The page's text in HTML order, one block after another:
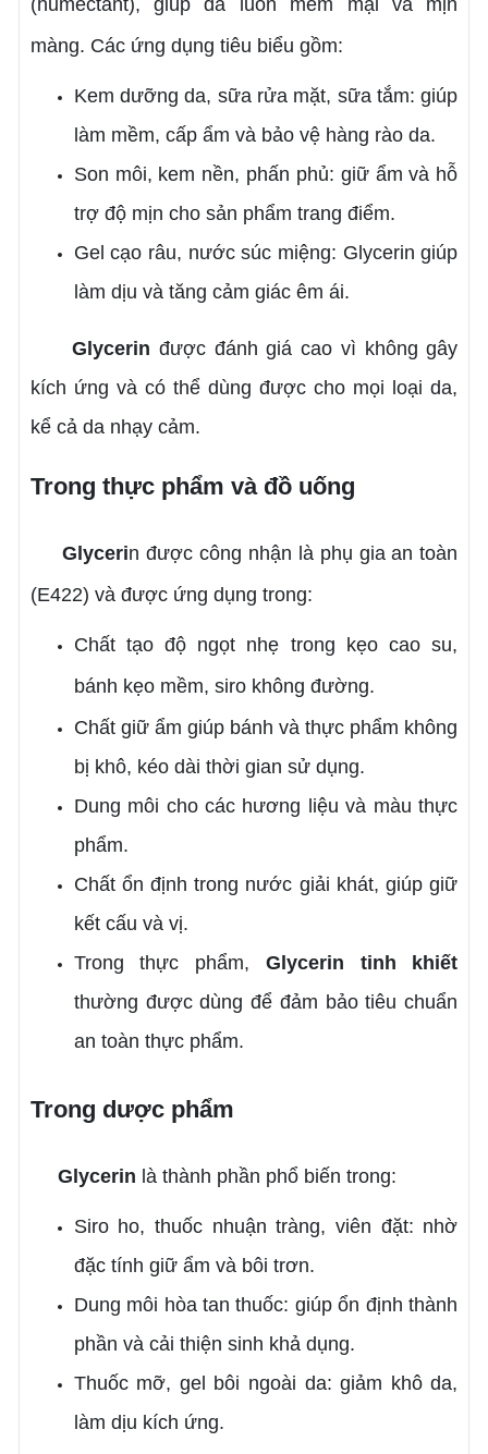
(humectant), giúp da luôn mềm mại và mịn
màng. Các ứng dụng tiêu biểu gồm:
Kem dưỡng da, sữa rửa mặt, sữa tắm: giúp
làm mềm, cấp ẩm và bảo vệ hàng rào da.
Son môi, kem nền, phấn phủ: giữ ẩm và hỗ
trợ độ mịn cho sản phẩm trang điểm.
Gel cạo râu, nước súc miệng: Glycerin giúp
làm dịu và tăng cảm giác êm ái.
Glycerin được đánh giá cao vì không gây
kích ứng và có thể dùng được cho mọi loại da,
kể cả da nhạy cảm.
Trong thực phẩm và đồ uống
Glycerin được công nhận là phụ gia an toàn
(E422) và được ứng dụng trong:
Chất tạo độ ngọt nhẹ trong kẹo cao su,
bánh kẹo mềm, siro không đường.
Chất giữ ẩm giúp bánh và thực phẩm không
bị khô, kéo dài thời gian sử dụng.
Dung môi cho các hương liệu và màu thực
phẩm.
Chất ổn định trong nước giải khát, giúp giữ
kết cấu và vị.
Trong thực phẩm, Glycerin tinh khiết
thường được dùng để đảm bảo tiêu chuẩn
an toàn thực phẩm.
Trong dược phẩm
Glycerin là thành phần phổ biến trong:
Siro ho, thuốc nhuận tràng, viên đặt: nhờ
đặc tính giữ ẩm và bôi trơn.
Dung môi hòa tan thuốc: giúp ổn định thành
phần và cải thiện sinh khả dụng.
Thuốc mỡ, gel bôi ngoài da: giảm khô da,
làm dịu kích ứng.